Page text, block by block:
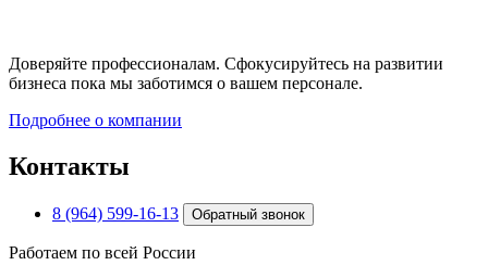
Доверяйте профессионалам. Сфокусируйтесь на развитии
бизнеса пока мы заботимся о вашем персонале.
Подробнее о компании
Контакты
8 (964) 599-16-13 Обратный звонок
Работаем по всей России